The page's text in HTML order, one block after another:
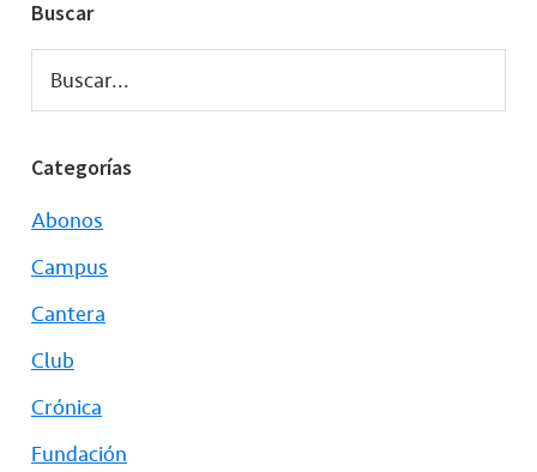
Buscar
Buscar...
Categorías
Abonos
Campus
Cantera
Club
Crónica
Fundación